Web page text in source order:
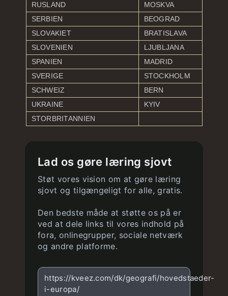
RUSLAND
MOSKVA
SERBIEN
BEOGRAD
SLOVAKIET
BRATISLAVA
SLOVENIEN
LJUBLJANA
SPANIEN
MADRID
SVERIGE
STOCKHOLM
SCHWEIZ
BERN
UKRAINE
KYIV
STORBRITANNIEN
Lad os gøre læring sjovt
Støt vores vision om at gøre læring
sjovt og tilgængeligt for alle, gratis.
Den bedste måde at støtte os på er
ved at dele links til vores indhold på
fora, onlinegrupper, sociale netværk
og andre platforme.
https://kveez.com/dk/geografi/hovedstaeder-
i-europa/